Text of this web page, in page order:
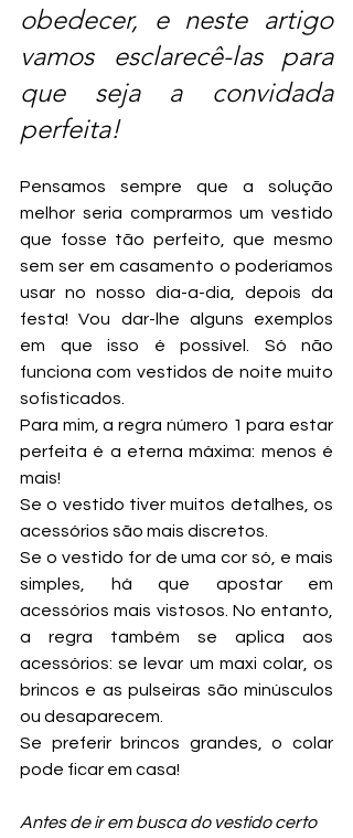
obedecer, e neste artigo
vamos esclarecê-las para
que seja a convidada
perfeita!
Pensamos sempre que a solução
melhor seria comprarmos um vestido
que fosse tão perfeito, que mesmo
sem ser em casamento o poderíamos
usar no nosso dia-a-dia, depois da
festa! Vou dar-lhe alguns exemplos
em que isso é possível. Só não
funciona com vestidos de noite muito
sofisticados.
Para mim, a regra número 1 para estar
perfeita é a eterna máxima: menos é
mais!
Se o vestido tiver muitos detalhes, os
acessórios são mais discretos.
Se o vestido for de uma cor só, e mais
simples, há que apostar em
acessórios mais vistosos. No entanto,
a regra também se aplica aos
acessórios: se levar um maxi colar, os
brincos e as pulseiras são minúsculos
ou desaparecem.
Se preferir brincos grandes, o colar
pode ficar em casa!
Antes de ir em busca do vestido certo